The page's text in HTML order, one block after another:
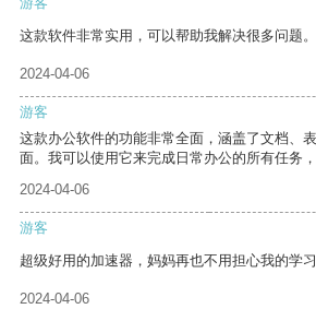
这款软件非常实用，可以帮助我解决很多问题。
2024-04-06
游客
这款办公软件的功能非常全面，涵盖了文档、
面。我可以使用它来完成日常办公的所有任务，
2024-04-06
游客
超级好用的加速器，妈妈再也不用担心我的学习
2024-04-06